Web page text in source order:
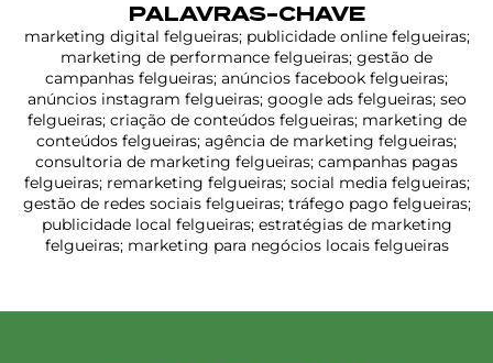
PALAVRAS-CHAVE
marketing digital felgueiras; publicidade online felgueiras;
marketing de performance felgueiras; gestão de
campanhas felgueiras; anúncios facebook felgueiras;
anúncios instagram felgueiras; google ads felgueiras; seo
felgueiras; criação de conteúdos felgueiras; marketing de
conteúdos felgueiras; agência de marketing felgueiras;
consultoria de marketing felgueiras; campanhas pagas
felgueiras; remarketing felgueiras; social media felgueiras;
gestão de redes sociais felgueiras; tráfego pago felgueiras;
publicidade local felgueiras; estratégias de marketing
felgueiras; marketing para negócios locais felgueiras